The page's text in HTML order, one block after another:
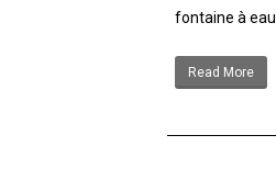
fontaine à eau
Read More